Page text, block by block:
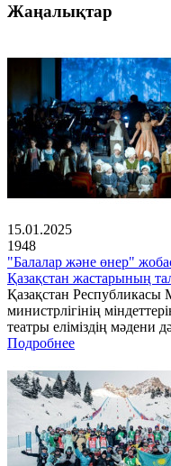
Жаңалықтар
15.01.2025
1948
"Балалар және өнер"
Қазақстан жастарының
Қазақстан Республикасы
министрлігінің
театры еліміздің мәдени
Подробнее